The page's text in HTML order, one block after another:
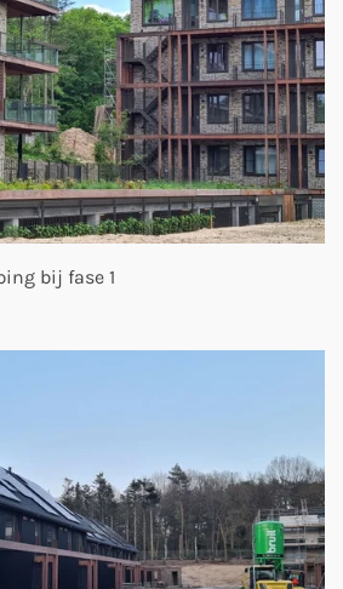
bij fase 1